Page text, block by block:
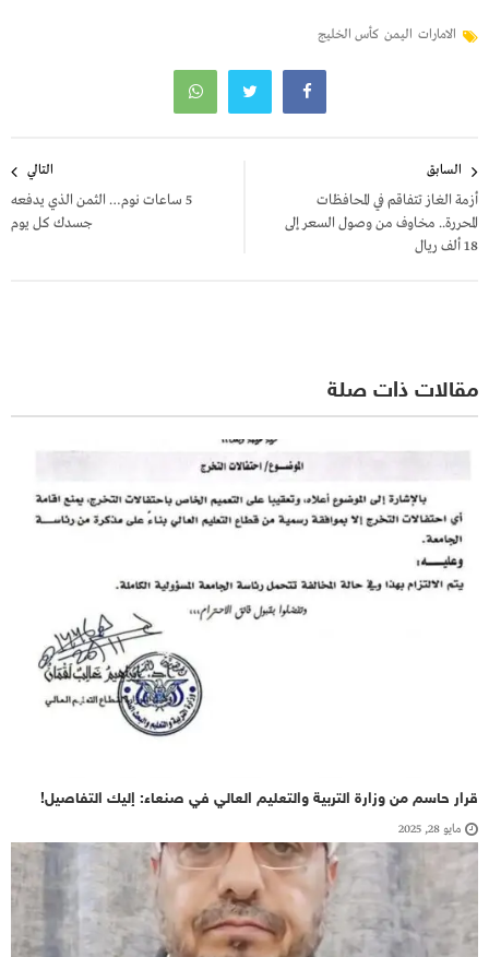
الامارات اليمن كأس الخليج
المقالات
السابق
أزمة الغاز تتفاقم في المحافظات
المحررة.. مخاوف من وصول السعر إلى
18 ألف ريال
التالي
5 ساعات نوم… الثمن الذي يدفعه
جسدك كل يوم
مقالات ذات صلة
قرار حاسم من وزارة التربية والتعليم العالي في صنعاء: إليك التفاصيل!
مايو 28, 2025